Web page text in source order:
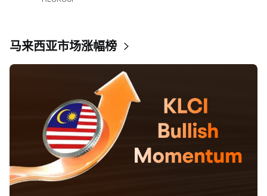
马来西亚市场涨幅榜